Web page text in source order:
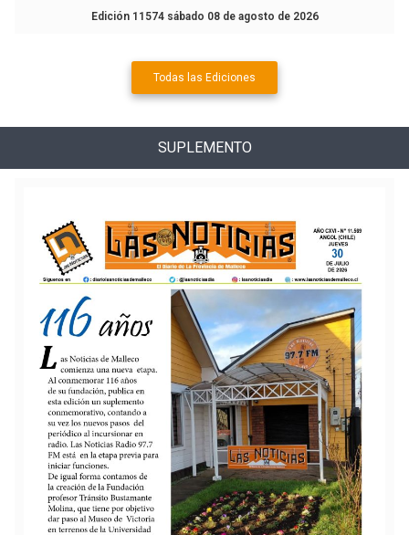
Edición 11574 sábado 08 de agosto de 2026
Todas las Ediciones
SUPLEMENTO